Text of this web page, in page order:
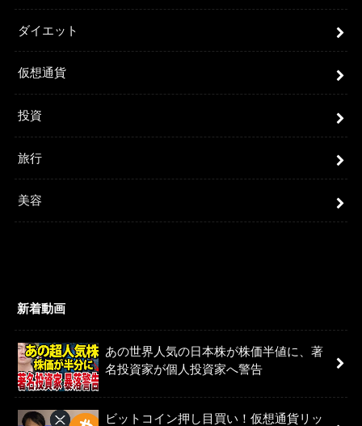
ダイエット
仮想通貨
投資
旅行
美容
新着動画
あの世界人気の日本株が株価半値に、著
名投資家が個人投資家へ警告
ビットコイン押し目買い！仮想通貨リッ